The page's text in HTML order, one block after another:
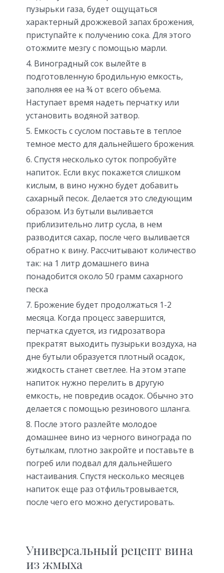
пузырьки газа, будет ощущаться
характерный дрожжевой запах брожения,
приступайте к получению сока. Для этого
отожмите мезгу с помощью марли.
Виноградный сок вылейте в
подготовленную бродильную емкость,
заполняя ее на ¾ от всего объема.
Наступает время надеть перчатку или
установить водяной затвор.
Емкость с суслом поставьте в теплое
темное место для дальнейшего брожения.
Спустя несколько суток попробуйте
напиток. Если вкус покажется слишком
кислым, в вино нужно будет добавить
сахарный песок. Делается это следующим
образом. Из бутыли выливается
приблизительно литр сусла, в нем
разводится сахар, после чего выливается
обратно к вину. Рассчитывают количество
так: на 1 литр домашнего вина
понадобится около 50 грамм сахарного
песка
Брожение будет продолжаться 1-2
месяца. Когда процесс завершится,
перчатка сдуется, из гидрозатвора
прекратят выходить пузырьки воздуха, на
дне бутыли образуется плотный осадок,
жидкость станет светлее. На этом этапе
напиток нужно перелить в другую
емкость, не повредив осадок. Обычно это
делается с помощью резинового шланга.
После этого разлейте молодое
домашнее вино из черного винограда по
бутылкам, плотно закройте и поставьте в
погреб или подвал для дальнейшего
настаивания. Спустя несколько месяцев
напиток еще раз отфильтровывается,
после чего его можно дегустировать.
Универсальный рецепт вина
из жмыха